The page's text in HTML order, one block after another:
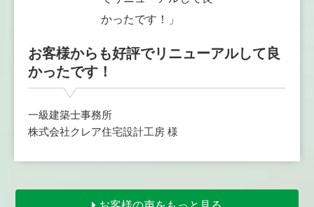
お客様からも好評でリニューアルして良
かったです！
一級建築士事務所
株式会社クレア住宅設計工房 様